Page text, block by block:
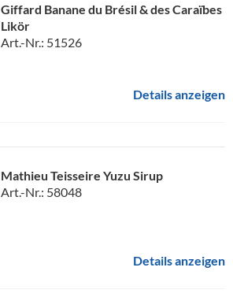
Giffard Banane du Brésil & des Caraïbes
Likör
Art.-Nr.: 51526
Details anzeigen
Mathieu Teisseire Yuzu Sirup
Art.-Nr.: 58048
Details anzeigen